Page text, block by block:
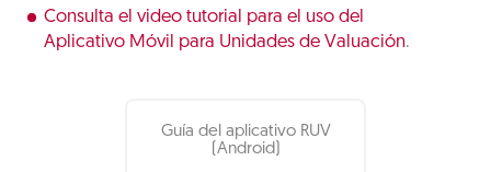
Consulta el video tutorial para el uso del
Aplicativo Móvil para Unidades de Valuación.
Guía del aplicativo RUV
(Android)